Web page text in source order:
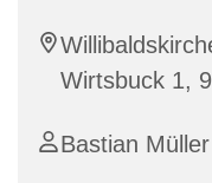
Wirtsbuck 1,
Bastian Müller